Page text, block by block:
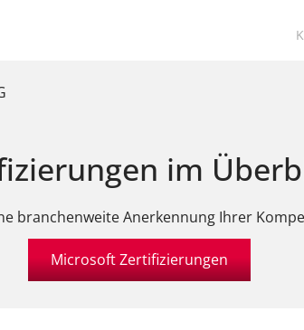
im
branchenweite Anerkennung Ihrer
Microsoft Zertifizierungen